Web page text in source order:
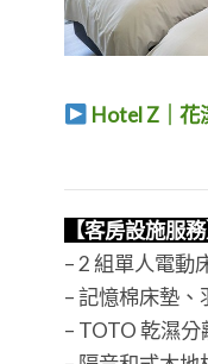
Hotel Z｜花
【客房設施服
– 2 組單人電動
– 記憶棉床墊、
– TOTO 乾濕